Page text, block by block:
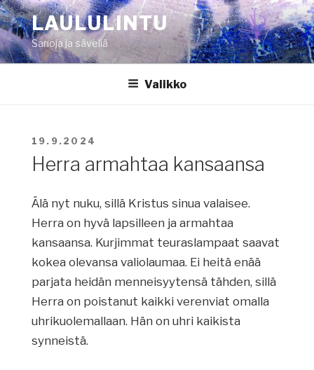
Siirry
sisältöönLAULULINTU
Sanoja ja säveliä
Valikko
JULKAISTU
19.9.2024
Herra armahtaa kansaansa
Älä nyt nuku, sillä Kristus sinua valaisee.
Herra on hyvä lapsilleen ja armahtaa
kansaansa. Kurjimmat teuraslampaat saavat
kokea olevansa valiolaumaa. Ei heitä enää
parjata heidän menneisyytensä tähden, sillä
Herra on poistanut kaikki verenviat omalla
uhrikuolemallaan. Hän on uhri kaikista
synneistä.